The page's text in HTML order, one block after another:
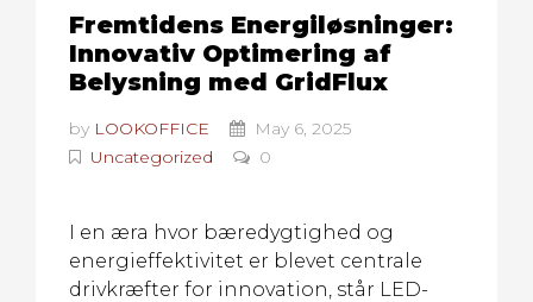
Fremtidens Energiløsninger:
Innovativ Optimering af
Belysning med GridFlux
by LOOKOFFICE
May 6, 2025
Uncategorized
0
I en æra hvor bæredygtighed og
energieffektivitet er blevet centrale
drivkræfter for innovation, står LED-